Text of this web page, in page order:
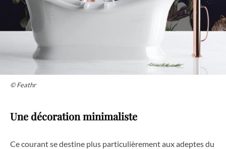
© Feathr
Une décoration minimaliste
Ce courant se destine plus particulièrement aux adeptes du